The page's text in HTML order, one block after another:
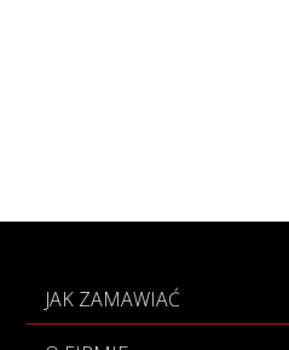
JAK ZAMAWIAĆ